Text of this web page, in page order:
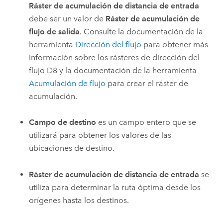
Ráster de acumulación de distancia de entrada
debe ser un valor de Ráster de acumulación de
flujo de salida. Consulte la documentación de la
herramienta Dirección del flujo para obtener más
información sobre los rásteres de dirección del
flujo D8 y la documentación de la herramienta
Acumulación de flujo para crear el ráster de
acumulación.
Campo de destino es un campo entero que se
utilizará para obtener los valores de las
ubicaciones de destino.
Ráster de acumulación de distancia de entrada se
utiliza para determinar la ruta óptima desde los
orígenes hasta los destinos.